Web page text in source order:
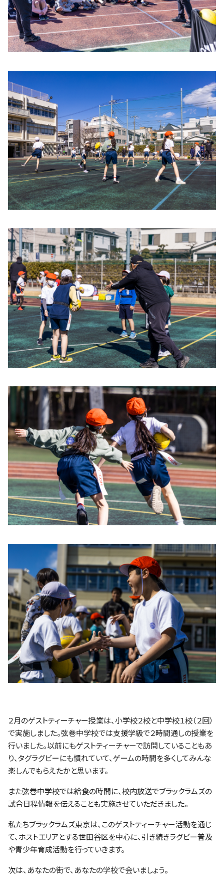
２月のゲストティーチャー授業は、小学校２校と中学校１校（２回）
で実施しました。弦巻中学校では支援学級で２時間通しの授業を
行いました。以前にもゲストティーチャーで訪問していることもあ
り、タグラグビーにも慣れていて、ゲームの時間を多くしてみんな
楽しんでもらえたかと思います。
また弦巻中学校では給食の時間に、校内放送でブラックラムズの
試合日程情報を伝えることも実施させていただきました。
私たちブラックラムズ東京は、このゲストティーチャー活動を通じ
て、ホストエリアとする世田谷区を中心に、引き続きラグビー普及
や青少年育成活動を行っていきます。
次は、あなたの街で、あなたの学校で会いましょう。